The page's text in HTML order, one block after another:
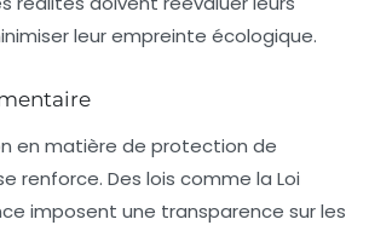
leur empreinte écologique.
en matière de protection de
renforce. Des lois comme la Loi
imposent une transparence sur les